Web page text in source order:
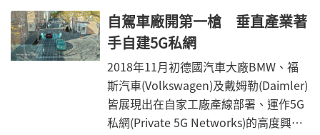
這些高度複雜的系統挑戰了矽晶片和製
造技術的極限。現已有晶片商，如
eSilicon的設計和驗證方法(Design-
and-verification Methodology)採用晶
片封裝系統(Chip-package-system,
CPS)模型和模擬軟體，以時效性和精確
自駕車廠開第一槍 垂直產業著
手自建5G私網
2018年11月初德國汽車大廠BMW、福
斯汽車(Volkswagen)及戴姆勒(Daimler)
皆展現出在自家工廠產線部署、運作5G
私網(Private 5G Networks)的高度興